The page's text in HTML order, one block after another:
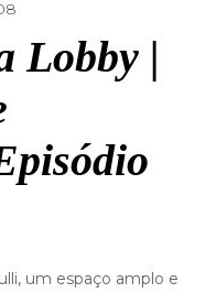
Lobby |
um espaço amplo e